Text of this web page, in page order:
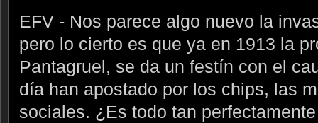
EFV - Nos parece algo nuevo la
pero lo cierto es que ya en 1913 la
Pantagruel, se da un festín con el
día han apostado por los chips, las
sociales. ¿Es todo tan perfectamente